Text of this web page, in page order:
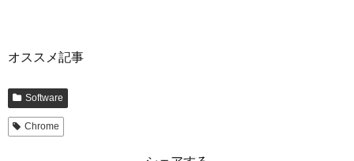
オススメ記事
Software
Chrome